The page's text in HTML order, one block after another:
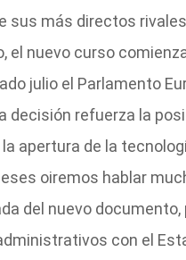
sus más directos
el nuevo curso
julio el Parlamento
decisión refuerza la
apertura de la
oiremos hablar
del nuevo
con el